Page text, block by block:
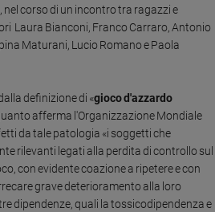
corso di un incontro tra ragazzi e
Laura Bianconi, Franco Carraro, Antonio
Maturani, Lucio Romano e Paola
definizione di «gioco d'azzardo
afferma l'Organizzazione Mondiale
da tale patologia «i soggetti che
rilevanti legati alla perdita di controllo sul
con evidente coazione a ripetere e con
grave deterioramento alla loro
dipendenze, quali la tossicodipendenza e